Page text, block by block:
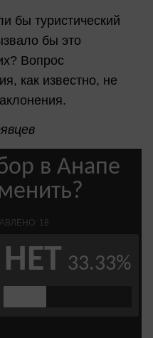
бы туристический
бы это
Вопрос
как известно, не